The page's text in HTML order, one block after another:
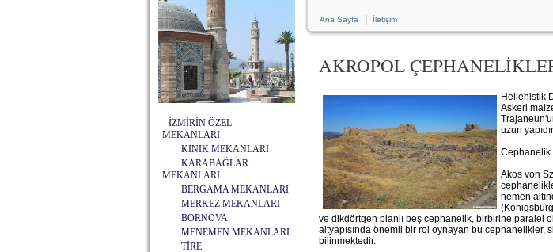
İZMİRİN ÖZEL
MEKANLARI
KINIK MEKANLARI
KARABAĞLAR
MEKANLARI
BERGAMA MEKANLARI
MERKEZ MEKANLARI
BORNOVA
MENEMEN MEKANLARI
TİRE
Ana Sayfa İletişim
AKROPOL
Hellenistik
Askeri
uzun
Cephanelik
Akos von
hemen
ve dikdörtgen planlı beş cephanelik, birbirine paralel
altyapısında önemli bir rol oynayan bu cephanelikler,
bilinmektedir.